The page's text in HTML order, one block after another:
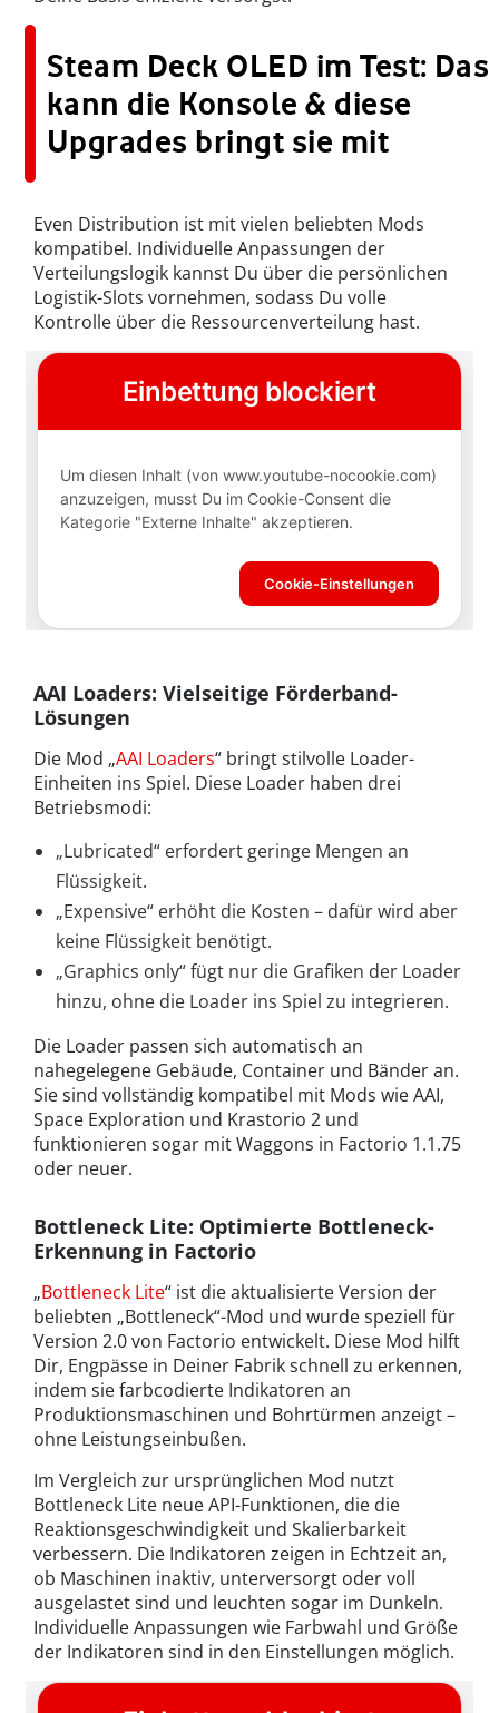
Steam Deck OLED im Test: Das
kann die Konsole & diese
Upgrades bringt sie mit
Even Distribution ist mit vielen beliebten Mods
kompatibel. Individuelle Anpassungen der
Verteilungslogik kannst Du über die persönlichen
Logistik-Slots vornehmen, sodass Du volle
Kontrolle über die Ressourcenverteilung hast.
AAI Loaders: Vielseitige Förderband-
Lösungen
Die Mod „AAI Loaders“ bringt stilvolle Loader-
Einheiten ins Spiel. Diese Loader haben drei
Betriebsmodi:
„Lubricated“ erfordert geringe Mengen an
Flüssigkeit.
„Expensive“ erhöht die Kosten – dafür wird aber
keine Flüssigkeit benötigt.
„Graphics only“ fügt nur die Grafiken der Loader
hinzu, ohne die Loader ins Spiel zu integrieren.
Die Loader passen sich automatisch an
nahegelegene Gebäude, Container und Bänder an.
Sie sind vollständig kompatibel mit Mods wie AAI,
Space Exploration und Krastorio 2 und
funktionieren sogar mit Waggons in Factorio 1.1.75
oder neuer.
Bottleneck Lite: Optimierte Bottleneck-
Erkennung in Factorio
„Bottleneck Lite“ ist die aktualisierte Version der
beliebten „Bottleneck“-Mod und wurde speziell für
Version 2.0 von Factorio entwickelt. Diese Mod hilft
Dir, Engpässe in Deiner Fabrik schnell zu erkennen,
indem sie farbcodierte Indikatoren an
Produktionsmaschinen und Bohrtürmen anzeigt –
ohne Leistungseinbußen.
Im Vergleich zur ursprünglichen Mod nutzt
Bottleneck Lite neue API-Funktionen, die die
Reaktionsgeschwindigkeit und Skalierbarkeit
verbessern. Die Indikatoren zeigen in Echtzeit an,
ob Maschinen inaktiv, unterversorgt oder voll
ausgelastet sind und leuchten sogar im Dunkeln.
Individuelle Anpassungen wie Farbwahl und Größe
der Indikatoren sind in den Einstellungen möglich.